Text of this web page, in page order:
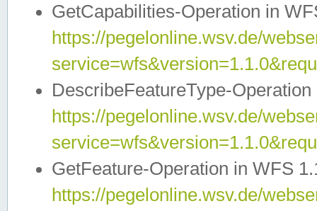
GetCapabilities-Operation in
https://pegelonline.wsv.de/
DescribeFeatureType-
https://pegelonline.wsv.de/
GetFeature-Operation in WFS
https://pegelonline.wsv.de/